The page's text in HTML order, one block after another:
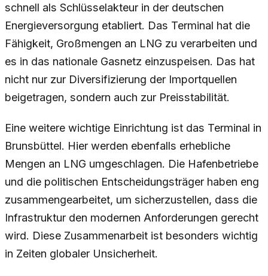
schnell als Schlüsselakteur in der deutschen
Energieversorgung etabliert. Das Terminal hat die
Fähigkeit, Großmengen an LNG zu verarbeiten und
es in das nationale Gasnetz einzuspeisen. Das hat
nicht nur zur Diversifizierung der Importquellen
beigetragen, sondern auch zur Preisstabilität.
Eine weitere wichtige Einrichtung ist das Terminal in
Brunsbüttel. Hier werden ebenfalls erhebliche
Mengen an LNG umgeschlagen. Die Hafenbetriebe
und die politischen Entscheidungsträger haben eng
zusammengearbeitet, um sicherzustellen, dass die
Infrastruktur den modernen Anforderungen gerecht
wird. Diese Zusammenarbeit ist besonders wichtig
in Zeiten globaler Unsicherheit.